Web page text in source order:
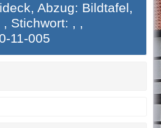
Abzug: Bildtafel,
Stichwort: , ,
11-005